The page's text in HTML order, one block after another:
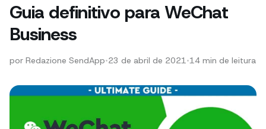
Guia definitivo para WeChat
Business
por Redazione SendApp•23 de abril de 2021•14 min de leitura